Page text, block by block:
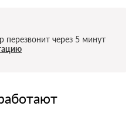
перезвонит через 5 минут